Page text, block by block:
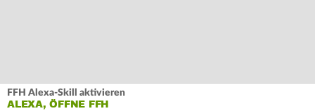
FFH Alexa-Skill aktivieren
ALEXA, ÖFFNE FFH